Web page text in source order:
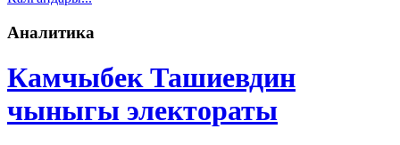
Аналитика
Камчыбек Ташиевдин
чыныгы электораты